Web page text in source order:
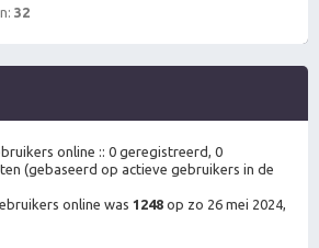
32
online :: 0 geregistreerd, 0
(gebaseerd op actieve gebruikers in de
online was 1248 op zo 26 mei 2024,